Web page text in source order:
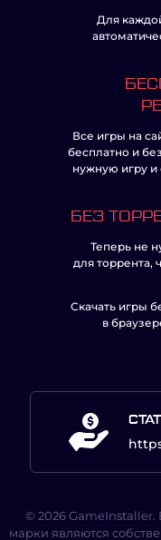
Для
Все игры на
бесплатно и
нужную игру
БЕЗ
Теперь не
для торрента,
Скачать игры
в
© 2026
марки являются